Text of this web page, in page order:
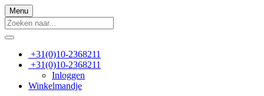
Menu
+31(0)10-2368211
+31(0)10-2368211
Inloggen
Winkelmandje